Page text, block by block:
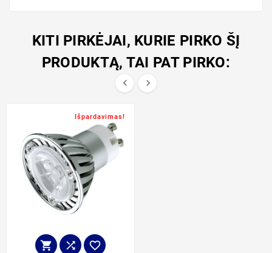
KITI PIRKĖJAI, KURIE PIRKO ŠĮ
PRODUKTĄ, TAI PAT PIRKO:
 
Išpardavimas!
  